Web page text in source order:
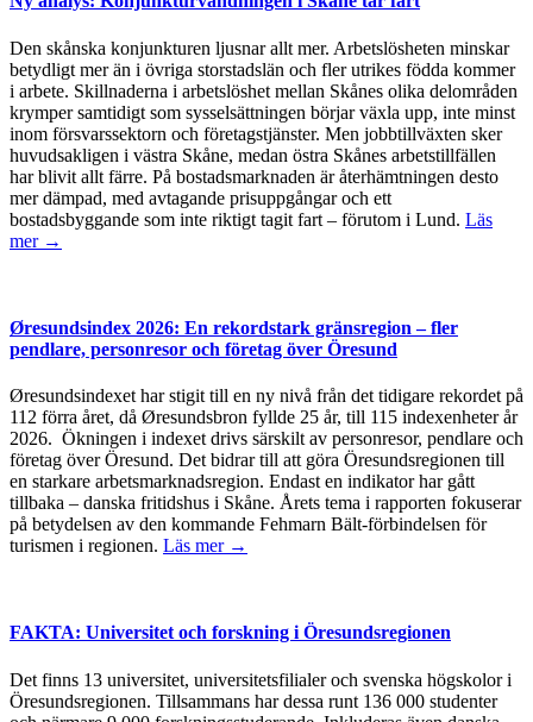
Den skånska konjunkturen ljusnar allt mer. Arbetslösheten minskar
betydligt mer än i övriga storstadslän och fler utrikes födda kommer
i arbete. Skillnaderna i arbetslöshet mellan Skånes olika delområden
krymper samtidigt som sysselsättningen börjar växla upp, inte minst
inom försvarssektorn och företagstjänster. Men jobbtillväxten sker
huvudsakligen i västra Skåne, medan östra Skånes arbetstillfällen
har blivit allt färre. På bostadsmarknaden är återhämtningen desto
mer dämpad, med avtagande prisuppgångar och ett
bostadsbyggande som inte riktigt tagit fart – förutom i Lund. Läs
mer →
Øresundsindex 2026: En rekordstark gränsregion – fler
pendlare, personresor och företag över Öresund
Øresundsindexet har stigit till en ny nivå från det tidigare rekordet på
112 förra året, då Øresundsbron fyllde 25 år, till 115 indexenheter år
2026. Ökningen i indexet drivs särskilt av personresor, pendlare och
företag över Öresund. Det bidrar till att göra Öresundsregionen till
en starkare arbetsmarknadsregion. Endast en indikator har gått
tillbaka – danska fritidshus i Skåne. Årets tema i rapporten fokuserar
på betydelsen av den kommande Fehmarn Bält-förbindelsen för
turismen i regionen. Läs mer →
FAKTA: Universitet och forskning i Öresundsregionen
Det finns 13 universitet, universitetsfilialer och svenska högskolor i
Öresundsregionen. Tillsammans har dessa runt 136 000 studenter